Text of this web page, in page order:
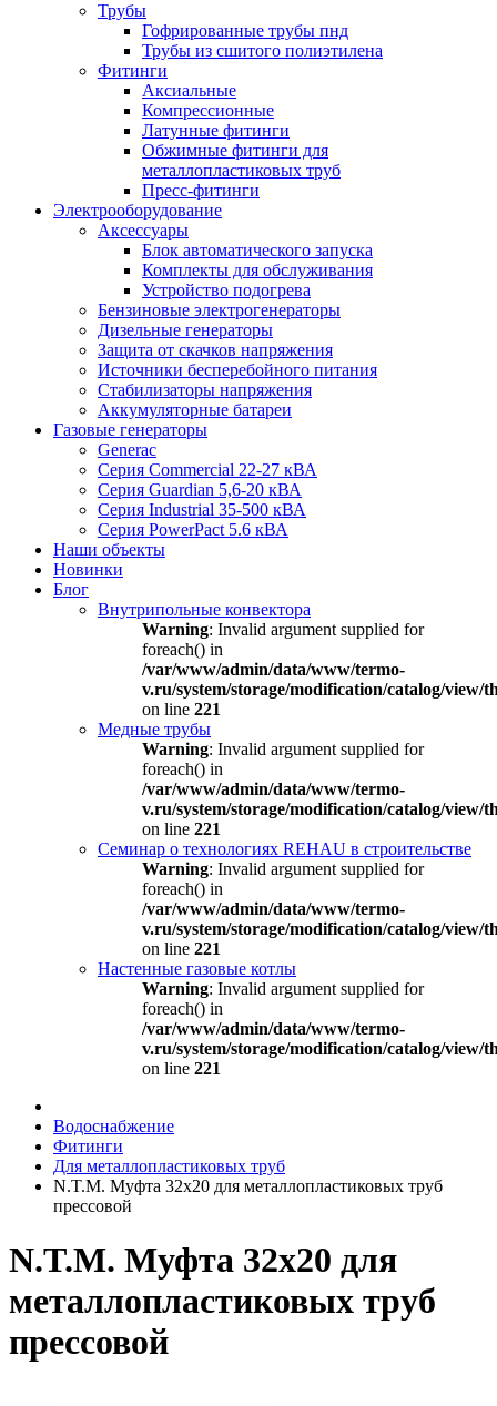
Трубы
Гофрированные трубы пнд
Трубы из сшитого полиэтилена
Фитинги
Аксиальные
Компрессионные
Латунные фитинги
Обжимные фитинги для
металлопластиковых труб
Пресс-фитинги
Электрооборудование
Аксессуары
Блок автоматического запуска
Комплекты для обслуживания
Устройство подогрева
Бензиновые электрогенераторы
Дизельные генераторы
Защита от скачков напряжения
Источники бесперебойного питания
Стабилизаторы напряжения
Аккумуляторные батареи
Газовые генераторы
Generac
Серия Commercial 22-27 кВА
Серия Guardian 5,6-20 кВА
Серия Industrial 35-500 кВА
Серия PowerPact 5.6 кВА
Наши объекты
Новинки
Блог
Внутрипольные конвектора
Warning: Invalid argument supplied for
foreach() in
/var/www/admin/data/www/termo-
v.ru/system/storage/modification/catalog/view/
on line 221
Медные трубы
Warning: Invalid argument supplied for
foreach() in
/var/www/admin/data/www/termo-
v.ru/system/storage/modification/catalog/view/
on line 221
Семинар о технологиях REHAU в строительстве
Warning: Invalid argument supplied for
foreach() in
/var/www/admin/data/www/termo-
v.ru/system/storage/modification/catalog/view/
on line 221
Настенные газовые котлы
Warning: Invalid argument supplied for
foreach() in
/var/www/admin/data/www/termo-
v.ru/system/storage/modification/catalog/view/
on line 221
Водоснабжение
Фитинги
Для металлопластиковых труб
N.T.M. Муфта 32x20 для металлопластиковых труб
прессовой
N.T.M. Муфта 32x20 для
металлопластиковых труб
прессовой